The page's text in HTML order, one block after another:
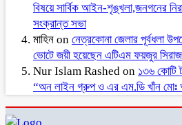
বিষয়ে সার্বিক আইন-শৃঙ্খলা,জনগনের
সংক্রান্ত সভা
মাহিন on নেত্রকোনা জেলার পূর্বধলা
ভোটে জয়ী হয়েছেন এটিএম ফয়জুর
Nur Islam Rashed on ১৩৬ কোটি
“অন লাইন গ্রুপ ও এর এম.ডি খাঁন মোঃ